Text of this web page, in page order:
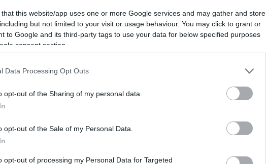
that this website/app uses one or more Google services and may gather and store
but not limited to your visit or usage behaviour. You may click to grant or
to Google and its third-party tags to use your data for below specified purposes
consent section.
Data Processing Opt Outs
opt-out of the Sharing of my personal data.
opt-out of the Sale of my Personal Data.
opt-out of processing my Personal Data for Targeted